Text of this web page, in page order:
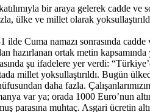
bir araya gelerek cadde
ülke ve millet olarak
Cuma namazı sonrasında
ortak metin kapsamında
şu ifadelere yer verdi:
millet yoksullaştırıldı. Bugün
daha fazla.
var ya; orada 1000 Euro’nun
muhtaç. Asgari ücretin